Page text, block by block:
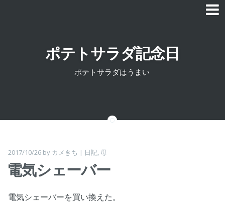
ポテトサラダ記念日
ポテトサラダはうまい
2017/10/26 by カメきち | 日記,母
電気シェーバー
電気シェーバーを買い換えた。